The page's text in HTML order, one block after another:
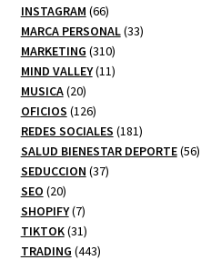
INSTAGRAM 6666
productos
MARCA PERSONAL 3333
MARKETING 310310
productos
MIND VALLEY 1111
MUSICA 2020
productos
OFICIOS 126126
productos
REDES SOCIALES 181181
productos
SALUD BIENESTAR DEPORTE 5656
SEDUCCION 3737
SEO 2020
productos
SHOPIFY 77
productos
TIKTOK 3131
productos
TRADING 443443